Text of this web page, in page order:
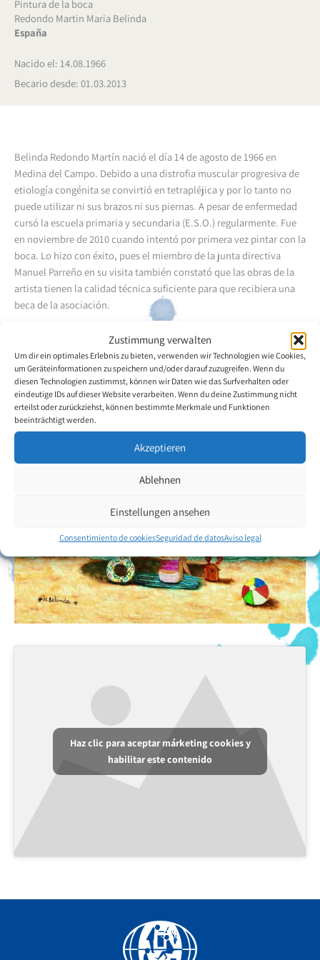
Zustimmung verwalten
Um dir ein optimales Erlebnis zu bieten, verwenden wir Technologien wie Cookies,
um Geräteinformationen zu speichern und/oder darauf zuzugreifen. Wenn du
diesen Technologien zustimmst, können wir Daten wie das Surfverhalten oder
eindeutige IDs auf dieser Website verarbeiten. Wenn du deine Zustimmung nicht
erteilst oder zurückziehst, können bestimmte Merkmale und Funktionen
beeinträchtigt werden.
Akzeptieren
Ablehnen
Einstellungen ansehen
Consentimiento de cookiesSeguridad de datosAviso legal
Pintura de la boca
Redondo Martin Maria Belinda
España
Nacido el: 14.08.1966
Becario desde: 01.03.2013
Belinda Redondo Martín nació el día 14 de agosto de 1966 en
Medina del Campo. Debido a una distrofia muscular progresiva de
etiología congénita se convirtió en tetrapléjica y por lo tanto no
puede utilizar ni sus brazos ni sus piernas. A pesar de enfermedad
cursó la escuela primaria y secundaria (E.S.O.) regularmente. Fue
en noviembre de 2010 cuando intentó por primera vez pintar con la
boca. Lo hizo con éxito, pues el miembro de la junta directiva
Manuel Parreño en su visita también constató que las obras de la
artista tienen la calidad técnica suficiente para que recibiera una
beca de la asociación.
Volver a la descripción general del artista
Haz clic para aceptar márketing cookies y
habilitar este contenido
Facebook
YouTube
Instagram